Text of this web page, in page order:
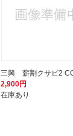
三興 薪割クサビ2
2,900円
在庫あり